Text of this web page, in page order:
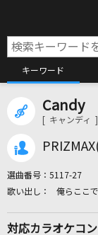
キーワード
Candy
[ キャンディ ]
選曲番号： 5117-27
俺らここ
対応カラオケコ